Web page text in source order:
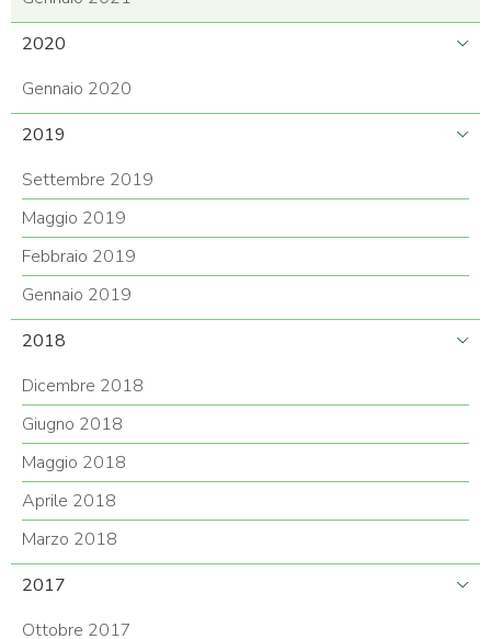
2020
Gennaio 2020
2019
Settembre 2019
Maggio 2019
Febbraio 2019
Gennaio 2019
2018
Dicembre 2018
Giugno 2018
Maggio 2018
Aprile 2018
Marzo 2018
2017
Ottobre 2017